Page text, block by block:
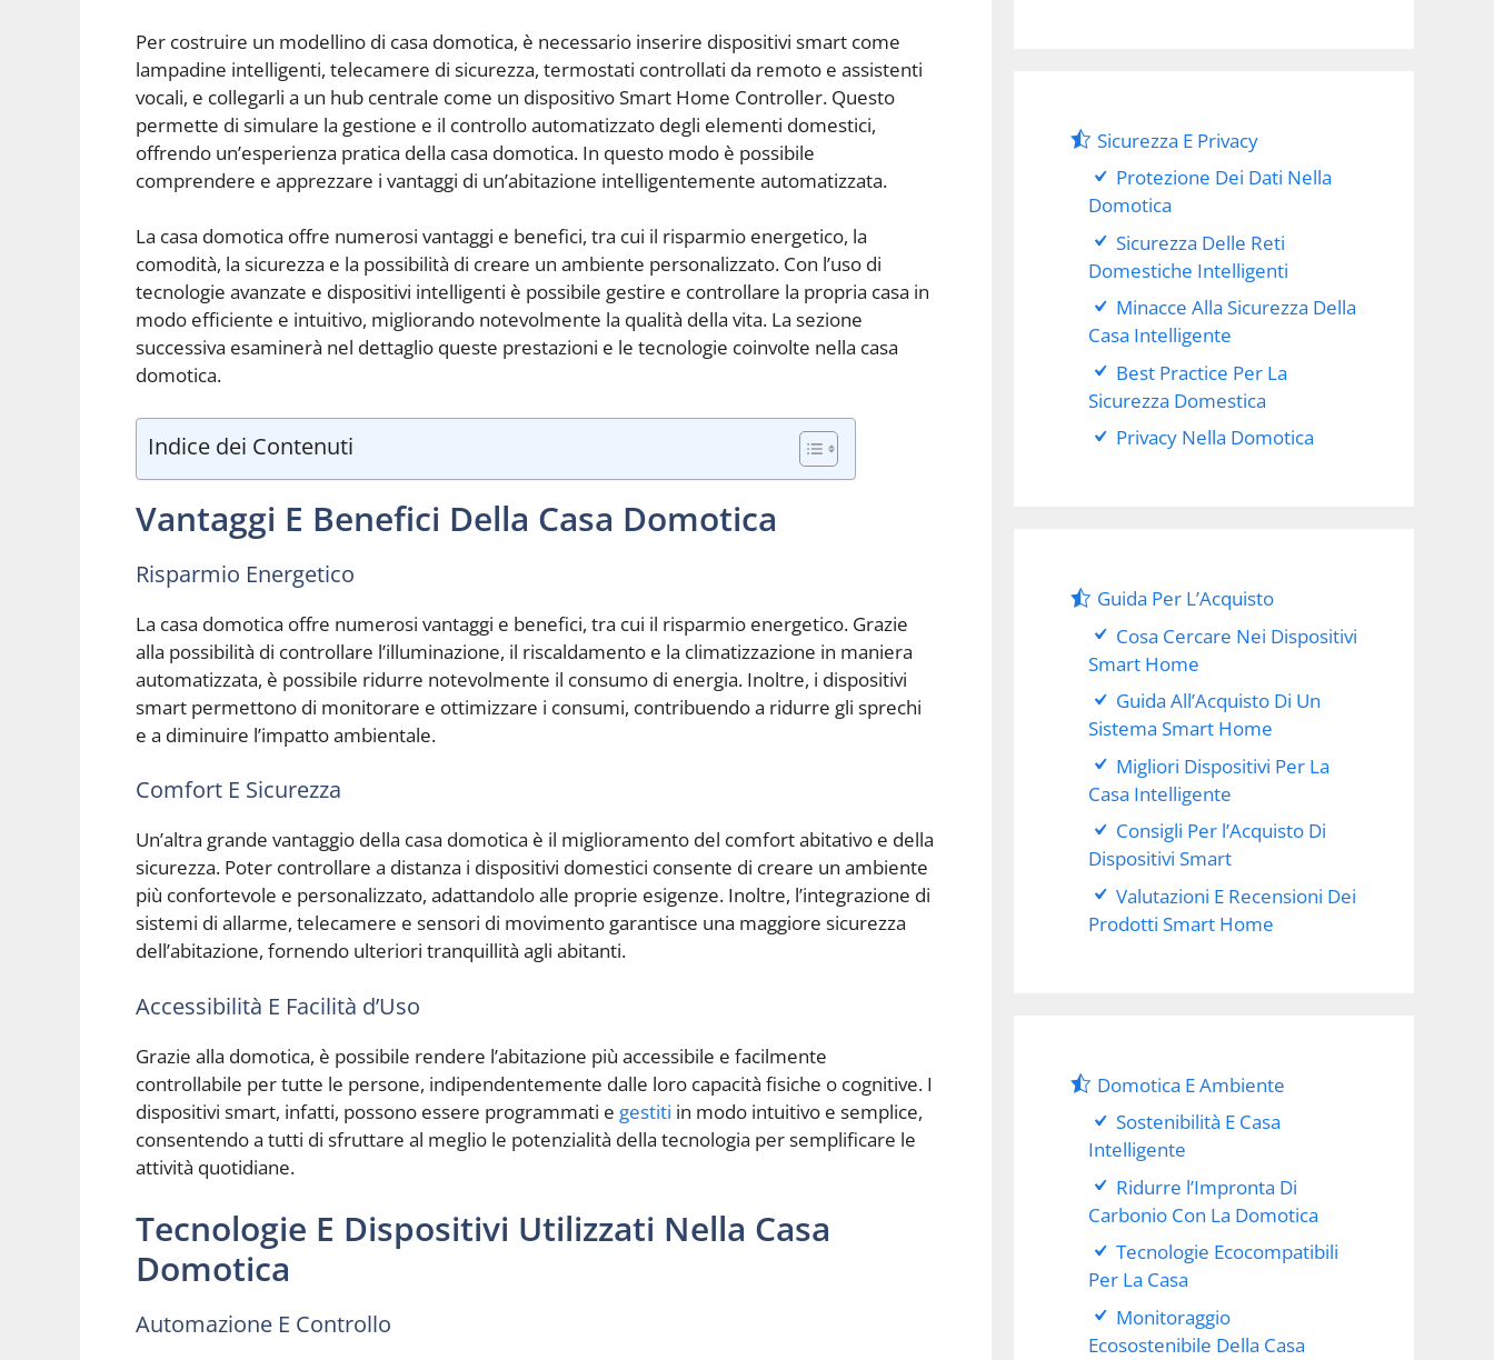
Per costruire un modellino di casa domotica, è necessario inserire dispositivi smart come
lampadine intelligenti, telecamere di sicurezza, termostati controllati da remoto e assistenti
vocali, e collegarli a un hub centrale come un dispositivo Smart Home Controller. Questo
permette di simulare la gestione e il controllo automatizzato degli elementi domestici,
offrendo un’esperienza pratica della casa domotica. In questo modo è possibile
comprendere e apprezzare i vantaggi di un’abitazione intelligentemente automatizzata.
La casa domotica offre numerosi vantaggi e benefici, tra cui il risparmio energetico, la
comodità, la sicurezza e la possibilità di creare un ambiente personalizzato. Con l’uso di
tecnologie avanzate e dispositivi intelligenti è possibile gestire e controllare la propria casa in
modo efficiente e intuitivo, migliorando notevolmente la qualità della vita. La sezione
successiva esaminerà nel dettaglio queste prestazioni e le tecnologie coinvolte nella casa
domotica.
Indice dei Contenuti
Vantaggi E Benefici Della Casa Domotica
Risparmio Energetico
La casa domotica offre numerosi vantaggi e benefici, tra cui il risparmio energetico. Grazie
alla possibilità di controllare l’illuminazione, il riscaldamento e la climatizzazione in maniera
automatizzata, è possibile ridurre notevolmente il consumo di energia. Inoltre, i dispositivi
smart permettono di monitorare e ottimizzare i consumi, contribuendo a ridurre gli sprechi
e a diminuire l’impatto ambientale.
Comfort E Sicurezza
Un’altra grande vantaggio della casa domotica è il miglioramento del comfort abitativo e della
sicurezza. Poter controllare a distanza i dispositivi domestici consente di creare un ambiente
più confortevole e personalizzato, adattandolo alle proprie esigenze. Inoltre, l’integrazione di
sistemi di allarme, telecamere e sensori di movimento garantisce una maggiore sicurezza
dell’abitazione, fornendo ulteriori tranquillità agli abitanti.
Accessibilità E Facilità d’Uso
Grazie alla domotica, è possibile rendere l’abitazione più accessibile e facilmente
controllabile per tutte le persone, indipendentemente dalle loro capacità fisiche o cognitive. I
dispositivi smart, infatti, possono essere programmati e gestiti in modo intuitivo e semplice,
consentendo a tutti di sfruttare al meglio le potenzialità della tecnologia per semplificare le
attività quotidiane.
Tecnologie E Dispositivi Utilizzati Nella Casa
Domotica
Automazione E Controllo
Sicurezza E Privacy
Protezione Dei Dati Nella
Domotica
Sicurezza Delle Reti
Domestiche Intelligenti
Minacce Alla Sicurezza Della
Casa Intelligente
Best Practice Per La
Sicurezza Domestica
Privacy Nella Domotica
Guida Per L’Acquisto
Cosa Cercare Nei Dispositivi
Smart Home
Guida All’Acquisto Di Un
Sistema Smart Home
Migliori Dispositivi Per La
Casa Intelligente
Consigli Per l’Acquisto Di
Dispositivi Smart
Valutazioni E Recensioni Dei
Prodotti Smart Home
Domotica E Ambiente
Sostenibilità E Casa
Intelligente
Ridurre l’Impronta Di
Carbonio Con La Domotica
Tecnologie Ecocompatibili
Per La Casa
Monitoraggio
Ecosostenibile Della Casa